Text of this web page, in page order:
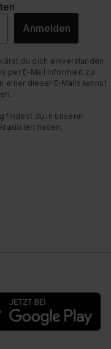
Anmelden
du dich einverstanden,
per E-Mail informiert zu
einer dieser E-Mails kannst
findest du in unserer
haben.